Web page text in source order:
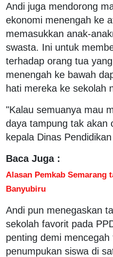
Andi juga mendorong
ekonomi menengah ke
memasukkan anak-
swasta. Ini untuk
terhadap orang tua
menengah ke bawah
hati mereka ke sekolah
"Kalau semuanya mau
daya tampung tak akan
kepala Dinas
Baca Juga :
Alasan Pemkab Semarang
Banyubiru
Andi pun menegaskan
sekolah favorit pada
penting demi mencegah
penumpukan siswa di